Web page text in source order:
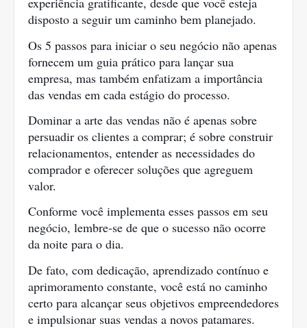
disposto a seguir um caminho bem planejado.
Os 5 passos para iniciar o seu negócio não apenas
fornecem um guia prático para lançar sua
empresa, mas também enfatizam a importância
das vendas em cada estágio do processo.
Dominar a arte das vendas não é apenas sobre
persuadir os clientes a comprar; é sobre construir
relacionamentos, entender as necessidades do
comprador e oferecer soluções que agreguem
valor.
Conforme você implementa esses passos em seu
negócio, lembre-se de que o sucesso não ocorre
da noite para o dia.
De fato, com dedicação, aprendizado contínuo e
aprimoramento constante, você está no caminho
certo para alcançar seus objetivos empreendedores
e impulsionar suas vendas a novos patamares.